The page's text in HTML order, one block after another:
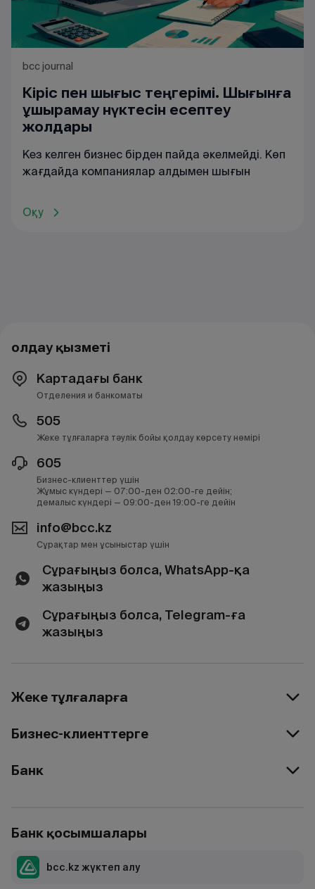
bcc journal
Кіріс пен шығыс теңгерімі. Шығынға
ұшырамау нүктесін есептеу
жолдары
Кез келген бизнес бірден пайда әкелмейді. Көп
жағдайда компаниялар алдымен шығын
Оқу
Қолдау қызметі
Картадағы банк
Отделения и банкоматы
505
Жеке тұлғаларға тәулік бойы қолдау көрсету нөмірі
605
Бизнес-клиенттер үшін
Жұмыс күндері — 07:00-ден 02:00-ге дейін;
демалыс күндері — 09:00-ден 19:00-ге дейін
info@bcc.kz
Сұрақтар мен ұсыныстар үшін
Сұрағыңыз болса, WhatsApp-қа
жазыңыз
Сұрағыңыз болса, Telegram-ға
жазыңыз
Жеке тұлғаларға
Бизнес-клиенттерге
Банк
Банк қосымшалары
bcc.kz жүктеп алу